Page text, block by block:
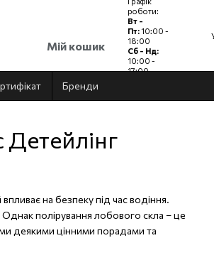
Мій кошик
роботи:
Вт -
Пт: 10:00 -
18:00
Сб - Нд:
10:00 -
17:00
Бренди
на безпеку під час водіння.
полірування лобового скла – це
деякими цінними порадами та